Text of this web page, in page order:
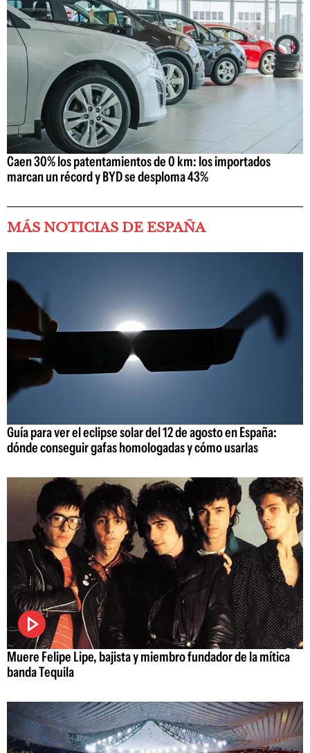
Caen 30% los patentamientos de 0 km: los importados
marcan un récord y BYD se desploma 43%
MÁS NOTICIAS DE ESPAÑA
Guía para ver el eclipse solar del 12 de agosto en España:
dónde conseguir gafas homologadas y cómo usarlas
Muere Felipe Lipe, bajista y miembro fundador de la mítica
banda Tequila